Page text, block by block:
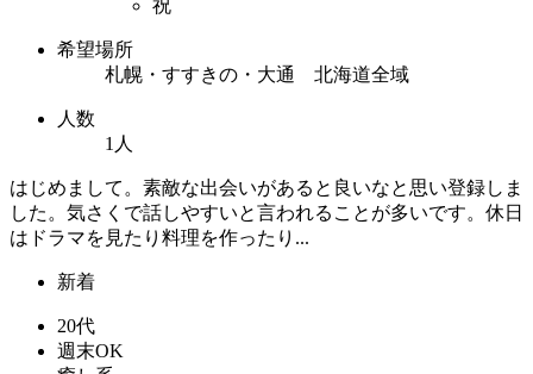
祝
希望場所
札幌・すすきの・大通 北海道全域
人数
1人
はじめまして。素敵な出会いがあると良いなと思い登録しま
した。気さくで話しやすいと言われることが多いです。休日
はドラマを見たり料理を作ったり...
新着
20代
週末OK